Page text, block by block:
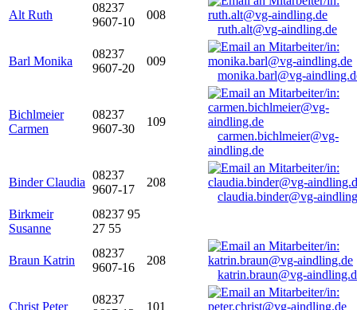
Alt Ruth
08237
9607-10
008
ruth.alt@vg-aindling.de
Barl Monika
08237
9607-20
009
monika.barl@vg-
Bichlmeier
Carmen
08237
9607-30
109
carmen.bichlmeier@vg-
aindling.de
Binder Claudia
08237
9607-17
208
claudia.binder@vg-
Birkmeir
Susanne
08237 95
27 55
Braun Katrin
08237
9607-16
208
katrin.braun@vg-
Christ Peter
08237
101